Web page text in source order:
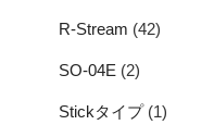
R-Stream (42)
SO-04E (2)
Stickタイプ(1)